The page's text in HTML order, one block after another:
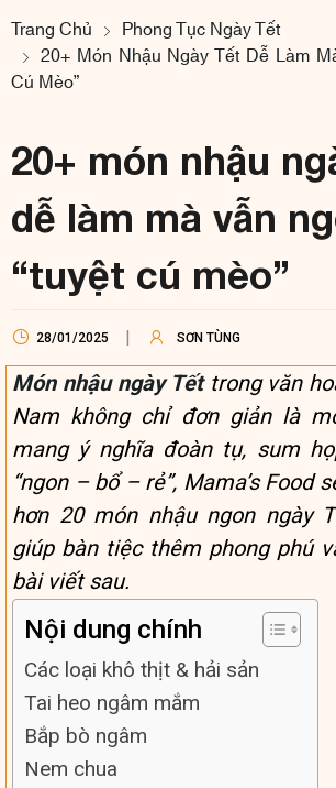
Trang Chủ
Phong Tục Ngày Tết
20+ Món Nhậu Ngày Tết Dễ Làm
Cú Mèo”
20+ món nhậu
dễ làm mà vẫn
“tuyệt cú mèo”
28/01/2025 SƠN TÙNG
Món nhậu ngày Tếttrong văn
Nam không chỉ đơn giản là
mang ý nghĩa đoàn tụ, sum
“ngon – bổ – rẻ”, Mama’s Food
hơn 20 món nhậu ngon ngày
giúp bàn tiệc thêm phong phú
bài viết sau.
Nội dung chính
Các loại khô thịt & hải sản
Tai heo ngâm mắm
Bắp bò ngâm
Nem chua